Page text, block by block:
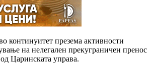
континуитет презема активности
на нелегален прекуграничен пренос
Царинската управа.